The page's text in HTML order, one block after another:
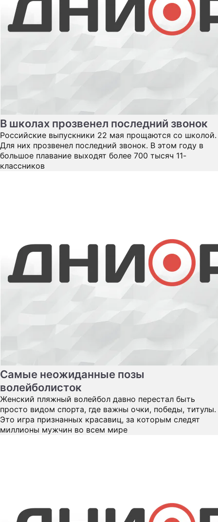
В школах прозвенел последний звонок
Российские выпускники 22 мая прощаются со школой.
большое плавание выходят более 700 тысяч 11-
Самые неожиданные позы
волейболисток
Женский пляжный волейбол давно перестал быть
Это игра признанных красавиц, за которым следят
миллионы мужчин во всем мире